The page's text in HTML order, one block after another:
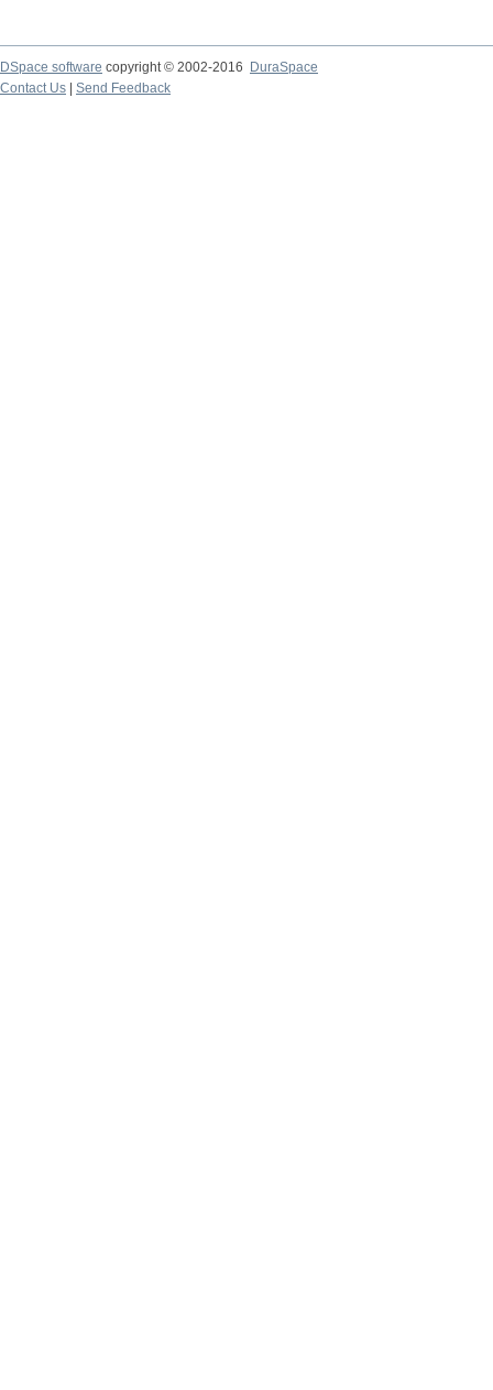
DSpace software copyright © 2002-2016
DuraSpace
Contact Us
Send Feedback